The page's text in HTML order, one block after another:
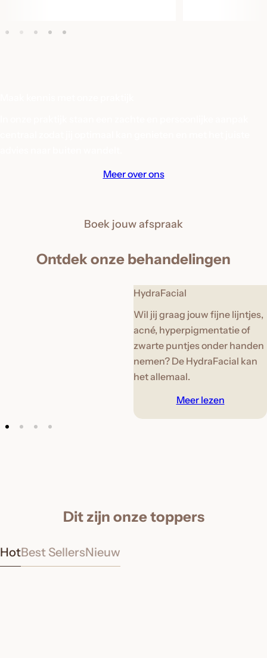
Meer over ons
Boek jouw afspraak
Ontdek onze behandelingen
HydraFacial
Wil jij graag jouw fijne lijntjes,
acné, hyperpigmentatie of
zwarte puntjes onder handen
nemen? De HydraFacial kan
het allemaal.
Meer lezen
Dit zijn onze toppers
HotBest SellersNieuw